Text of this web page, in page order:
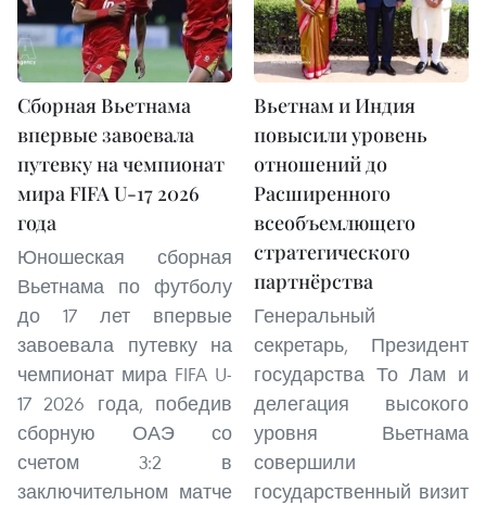
Сборная Вьетнама
впервые завоевала
путевку на чемпионат
мира FIFA U-17 2026
года
Юношеская сборная
Вьетнама по футболу
до 17 лет впервые
завоевала путевку на
чемпионат мира FIFA U-
17 2026 года, победив
сборную ОАЭ со
счетом 3:2 в
заключительном матче
Вьетнам и Индия
повысили уровень
отношений до
Расширенного
всеобъемлющего
стратегического
партнёрства
Генеральный
секретарь, Президент
государства То Лам и
делегация высокого
уровня Вьетнама
совершили
государственный визит